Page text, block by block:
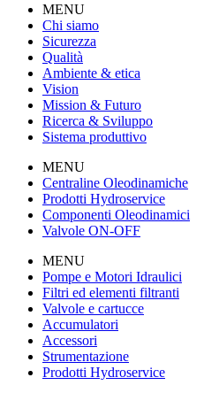
MENU
Chi siamo
Sicurezza
Qualità
Ambiente & etica
Vision
Mission & Futuro
Ricerca & Sviluppo
Sistema produttivo
MENU
Centraline Oleodinamiche
Prodotti Hydroservice
Componenti Oleodinamici
Valvole ON-OFF
MENU
Pompe e Motori Idraulici
Filtri ed elementi filtranti
Valvole e cartucce
Accumulatori
Accessori
Strumentazione
Prodotti Hydroservice